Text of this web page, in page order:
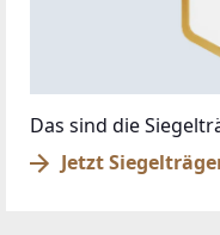
Das sind die
Jetzt